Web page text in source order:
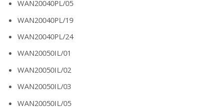
WAN20040PL/05
WAN20040PL/19
WAN20040PL/24
WAN20050IL/01
WAN20050IL/02
WAN20050IL/03
WAN20050IL/05